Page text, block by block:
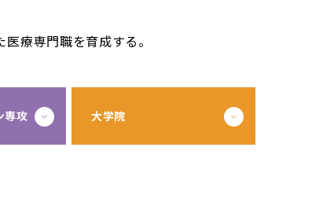
療専門職を育成する。
専攻 大学院